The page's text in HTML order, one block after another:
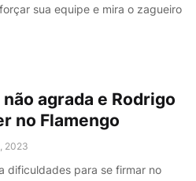
sua equipe e mira o zagueiro
agrada e Rodrigo
no Flamengo
2023
dificuldades para se firmar no